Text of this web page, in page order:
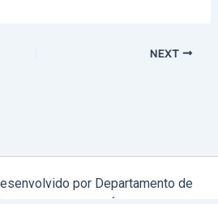
NEXT
por Departamento de